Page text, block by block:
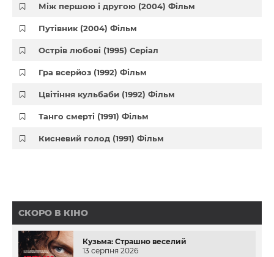
Між першою і другою (2004) Фільм
Путівник (2004) Фільм
Острів любові (1995) Серіал
Гра всерйоз (1992) Фільм
Цвітіння кульбаби (1992) Фільм
Танго смерті (1991) Фільм
Кисневий голод (1991) Фільм
СКОРО В КІНО
Кузьма: Страшно веселий
13 серпня 2026